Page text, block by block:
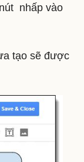
nhấp vào
tạo sẽ được